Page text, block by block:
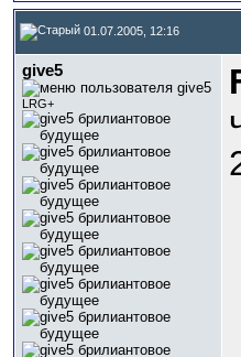
01.07.2005, 12:16
give5
LRG+